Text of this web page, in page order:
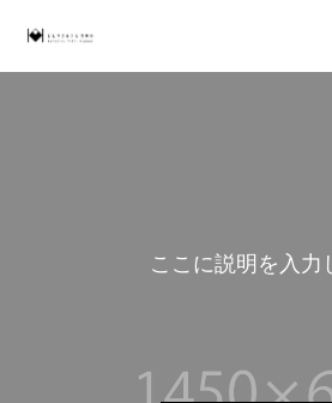
ここに説明を入力し